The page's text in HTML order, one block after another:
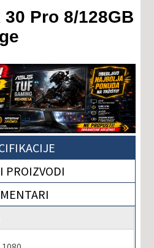
Pro 8/128GB
PROIZVODI